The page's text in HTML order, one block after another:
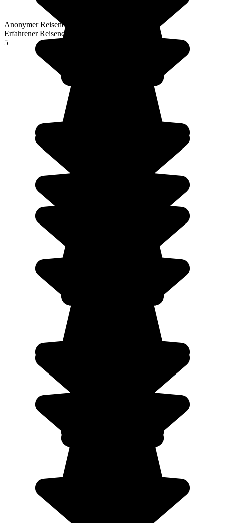
Anonymer Reisender
Erfahrener Reisender
5